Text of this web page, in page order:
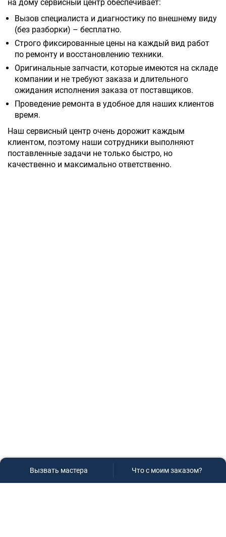
на дому сервисный центр обеспечивает:
Вызов специалиста и диагностику по внешнему виду
(без разборки) – бесплатно.
Строго фиксированные цены на каждый вид работ
по ремонту и восстановлению техники.
Оригинальные запчасти, которые имеются на складе
компании и не требуют заказа и длительного
ожидания исполнения заказа от поставщиков.
Проведение ремонта в удобное для наших клиентов
время.
Наш сервисный центр очень дорожит каждым
клиентом, поэтому наши сотрудники выполняют
поставленные задачи не только быстро, но
качественно и максимально ответственно.
Вызвать мастера Что с моим заказом?